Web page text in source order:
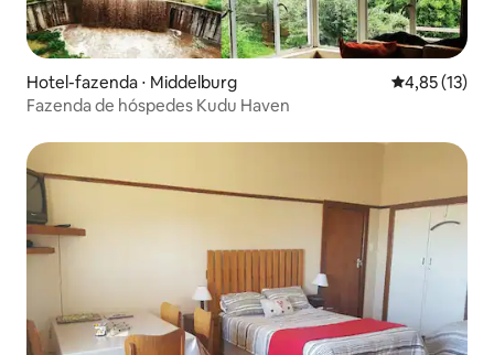
Hotel-fazenda ⋅ Middelburg 4,85 de uma
4,85 (13)
Fazenda de hóspedes Kudu Haven